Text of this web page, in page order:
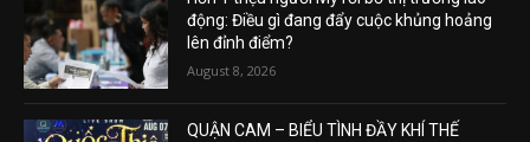
động: Điều gì đang đẩy cuộc khủng hoảng
lên đỉnh điểm?
August 8, 2026
QUẬN CAM – BIỂU TÌNH ĐẦY KHÍ THẾ